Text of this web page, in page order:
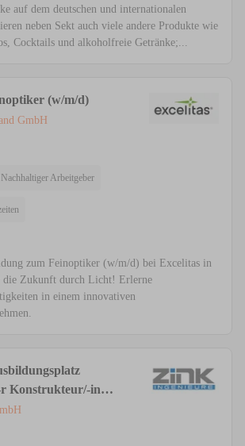
auf dem deutschen und internationalen
neben Sekt auch viele andere Produkte wie
Cocktails und alkoholfreie Getränke;...
(w/m/d)
GmbH
Nachhaltiger Arbeitgeber
zum Feinoptiker (w/m/d) bei Excelitas in
die Zukunft durch Licht! Erlerne
in einem innovativen
r Konstrukteur/-in